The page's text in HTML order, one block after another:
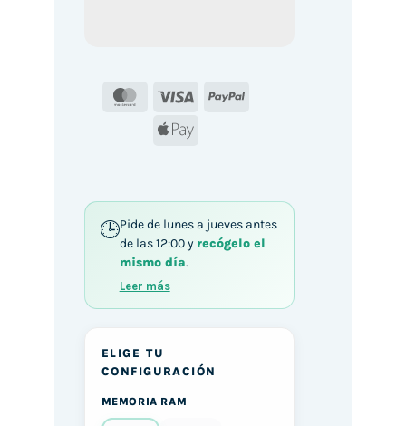
MasterCard
Visa
PayPal
Apple
Pide de lunes a jueves antes
de las 12:00 y recógelo el
mismo día.
Leer más
ELIGE TU
CONFIGURACIÓN
MEMORIA RAM